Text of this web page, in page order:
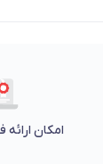
امکان